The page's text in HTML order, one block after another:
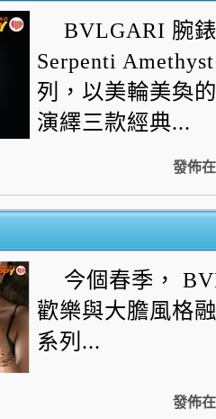
BVLGARI 腕
Serpenti
列，以美輪美奐
演繹三款經典...
發佈在
今個春季，
歡樂與大膽風格
系列...
發佈在